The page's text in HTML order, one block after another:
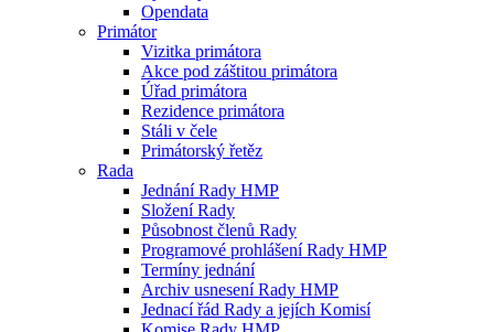
Opendata
Primátor
Vizitka primátora
Akce pod záštitou primátora
Úřad primátora
Rezidence primátora
Stáli v čele
Primátorský řetěz
Rada
Jednání Rady HMP
Složení Rady
Působnost členů Rady
Programové prohlášení Rady HMP
Termíny jednání
Archiv usnesení Rady HMP
Jednací řád Rady a jejích Komisí